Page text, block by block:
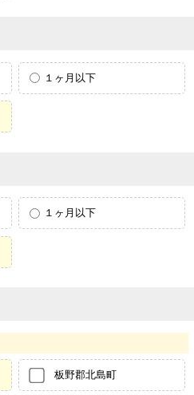
１ヶ月以下
１ヶ月以下
板野郡北島町